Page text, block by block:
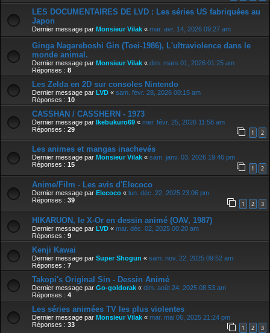
LES DOCUMENTAIRES DE LVD : Les séries US fabriquées au
Japon
Dernier message par Monsieur Vilak « mar. avr. 14, 2026 09:27 am
Ginga Nagareboshi Gin (Toei-1986), L'ultraviolence dans le
monde animal.
Dernier message par Monsieur Vilak « dim. mars 01, 2026 01:25 am
Réponses : 8
Les Zelda en 2D sur consoles Nintendo
Dernier message par LVD « sam. févr. 28, 2026 00:15 am
Réponses : 10
CASSHAN / CASSHERN - 1973
Dernier message par Ikebukuro69 « mer. févr. 25, 2026 11:58 am
Réponses : 29 1 2
Les animes et mangas inachevés
Dernier message par Monsieur Vilak « sam. janv. 03, 2026 19:46 pm
Réponses : 15 1 2
Anime/Film - Les avis d'Elecoco
Dernier message par Elecoco « lun. déc. 22, 2025 23:06 pm
Réponses : 39 1 2 3
HIKARUON, le X-Or en dessin animé (OAV, 1987)
Dernier message par LVD « mar. déc. 02, 2025 00:20 am
Réponses : 9
Kenji Kawai
Dernier message par Super Shogun « sam. nov. 22, 2025 09:52 am
Réponses : 7
Takopi's Original Sin - Dessin Animé
Dernier message par Go-goldorak « dim. août 24, 2025 08:53 am
Réponses : 4
Les séries animées TV les plus violentes
Dernier message par Monsieur Vilak « mar. mai 06, 2025 21:24 pm
Réponses : 33 1 2 3